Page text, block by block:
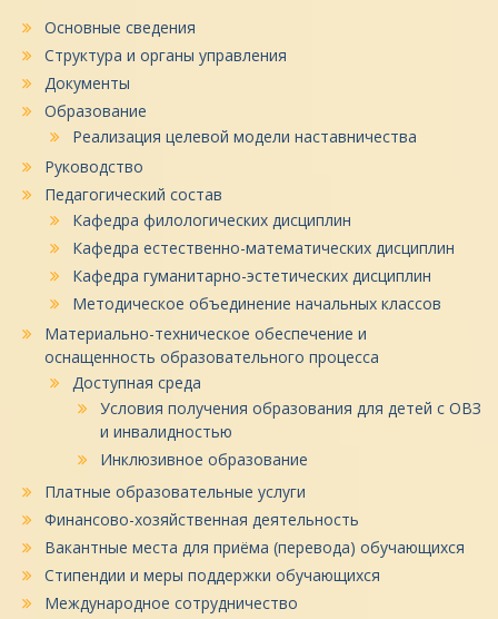
Основные сведения
Структура и органы управления
Документы
Образование
Реализация целевой модели наставничества
Руководство
Педагогический состав
Кафедра филологических дисциплин
Кафедра естественно-математических дисциплин
Кафедра гуманитарно-эстетических дисциплин
Методическое объединение начальных классов
Материально-техническое обеспечение и
оснащенность образовательного процесса
Доступная среда
Условия получения образования для детей с ОВЗ
и инвалидностью
Инклюзивное образование
Платные образовательные услуги
Финансово-хозяйственная деятельность
Вакантные места для приёма (перевода) обучающихся
Стипендии и меры поддержки обучающихся
Международное сотрудничество